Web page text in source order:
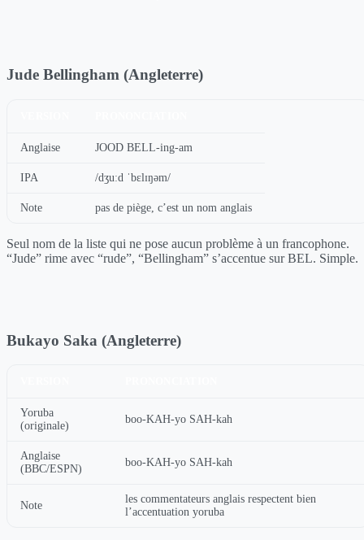
Jude Bellingham (Angleterre)
Anglaise JOOD BELL-ing-am
IPA /dʒuːd ˈbɛlɪŋəm/
Note pas de piège, c’est un nom anglais
Seul nom de la liste qui ne pose aucun problème à un francophone.
“Jude” rime avec “rude”, “Bellingham” s’accentue sur BEL. Simple.
Bukayo Saka (Angleterre)
Yoruba
(originale)
boo-KAH-yo SAH-kah
Anglaise
(BBC/ESPN)
boo-KAH-yo SAH-kah
Note
les commentateurs anglais respectent bien
l’accentuation yoruba